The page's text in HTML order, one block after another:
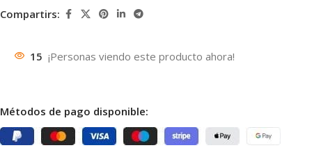
Compartirs:
15 ¡Personas viendo este producto ahora!
Métodos de pago disponible: